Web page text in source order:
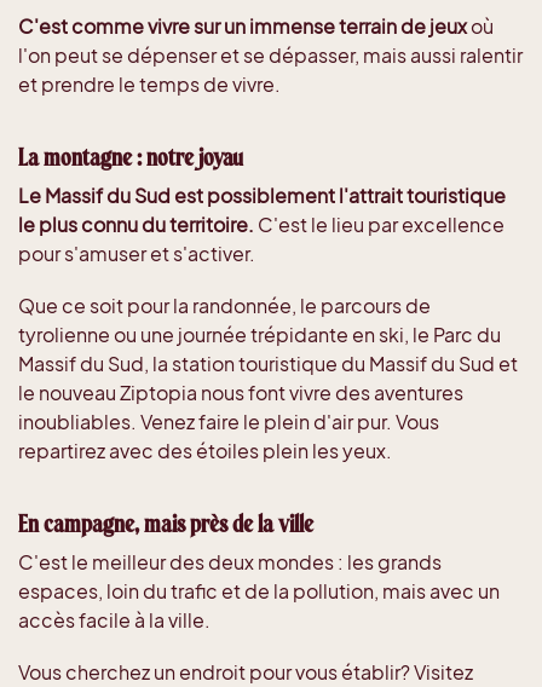
C'est comme vivre sur un immense terrain de jeuxoù
l'on peut se dépenser et se dépasser, mais aussi ralentir
et prendre le temps de vivre.
La montagne : notre joyau
Le Massif du Sud est possiblement l'attrait touristique
le plus connu du territoire. C'est le lieu par excellence
pour s'amuser et s'activer.
Que ce soit pour la randonnée, le parcours de
tyrolienne ou une journée trépidante en ski, le Parc du
Massif du Sud, la station touristique du Massif du Sud et
le nouveau Ziptopia nous font vivre des aventures
inoubliables. Venez faire le plein d'air pur. Vous
repartirez avec des étoiles plein les yeux.
En campagne, mais près de la ville
C'est le meilleur des deux mondes : les grands
espaces, loin du trafic et de la pollution, mais avec un
accès facile à la ville.
Vous cherchez un endroit pour vous établir? Visitez